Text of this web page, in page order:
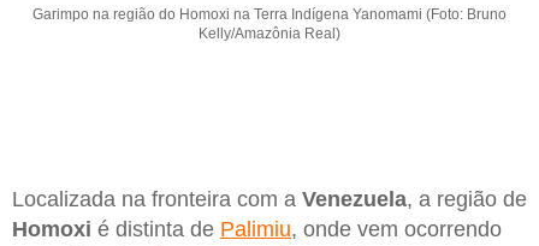
Garimpo na região do Homoxi na Terra Indígena Yanomami (Foto: Bruno
Kelly/Amazônia Real)
Localizada na fronteira com a Venezuela, a região de
Homoxi é distinta de Palimiu, onde vem ocorrendo